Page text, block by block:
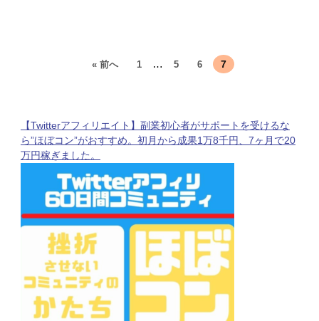
« 前へ 1 … 5 6 7
【Twitterアフィリエイト】副業初心者がサポートを受けるな
ら”ほぼコン”がおすすめ。初月から成果1万8千円、7ヶ月で20
万円稼ぎました。